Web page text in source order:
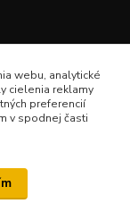
webu, analytické
cielenia reklamy
preferencií
v spodnej časti